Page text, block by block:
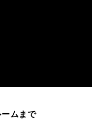
ムまで